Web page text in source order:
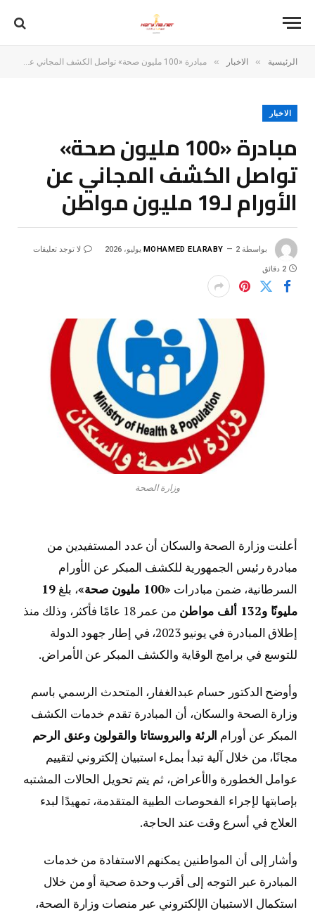
الرئيسية » الاخبار » مبادرة «100 مليون صحة» تواصل الكشف المجاني عن الأورام لـ19 مليون مواطن
الاخبار
مبادرة «100 مليون صحة»
تواصل الكشف المجاني عن
الأورام لـ19 مليون مواطن
بواسطة MOHAMED ELARABY 2 يوليو، 2026 لا توجد تعليقات
2 دقائق
وزارة الصحة
أعلنت وزارة الصحة والسكان أن عدد المستفيدين من
مبادرة رئيس الجمهورية للكشف المبكر عن الأورام
السرطانية، ضمن مبادرات «100 مليون صحة» ، بلغ19
مليونًا و132 ألف مواطن
من عمر 18 عامًا فأكثر، وذلك منذ
إطلاق المبادرة في يونيو 2023، في إطار جهود الدولة
للتوسع في برامج الوقاية والكشف المبكر عن الأمراض.
وأوضح الدكتور حسام عبدالغفار، المتحدث الرسمي باسم
وزارة الصحة والسكان، أن المبادرة تقدم خدمات الكشف
المبكر عن أورام الرئة والبروستاتا والقولون وعنق الرحم
مجانًا، من خلال آلية تبدأ بملء استبيان إلكتروني لتقييم
عوامل الخطورة والأعراض، ثم يتم تحويل الحالات المشتبه
بإصابتها لإجراء الفحوصات الطبية المتقدمة، تمهيدًا لبدء
العلاج في أسرع وقت عند الحاجة.
وأشار إلى أن المواطنين يمكنهم الاستفادة من خدمات
المبادرة عبر التوجه إلى أقرب وحدة صحية أو من خلال
استكمال الاستبيان الإلكتروني عبر منصات وزارة الصحة،